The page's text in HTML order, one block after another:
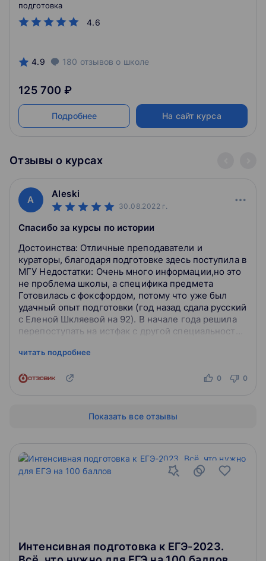
4.6
подготовка
4.9 180 отзывов о школе
125 700 ₽
Подробнее На сайт курса
Отзывы о курсах
A
Aleski
30.08.2022 г.
Спасибо за курсы по истории
Достоинства: Отличные преподаватели и
кураторы, благодаря подготовке здесь поступила в
МГУ Недостатки: Очень много информации,но это
не проблема школы, а специфика предмета
Готовилась с фоксфордом, потому что уже был
удачный опыт подготовки (год назад сдала русский
с Еленой Шкляевой на 92). В начале года решила
перепоступать на истфак с другой специальности
читать подробнее
0 0
Показать все отзывы
Интенсивная подготовка к ЕГЭ-2023.